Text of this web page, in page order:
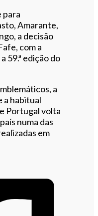
para
Amarante,
a decisão
com a
59.ª edição do
a
a habitual
Portugal volta
numa das
em